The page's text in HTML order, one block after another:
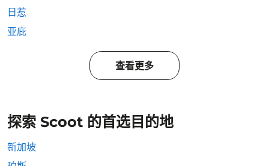
日惹
亚庇
查看更多
探索 Scoot 的首选目的地
新加坡